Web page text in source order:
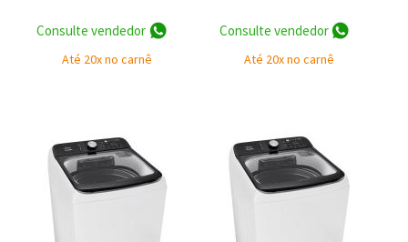
Consulte vendedor
Até 20x no carnê
Consulte vendedor
Até 20x no carnê